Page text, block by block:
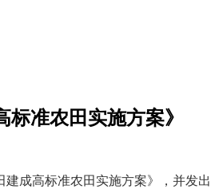
准农田实施方案》
成高标准农田实施方案》，并发